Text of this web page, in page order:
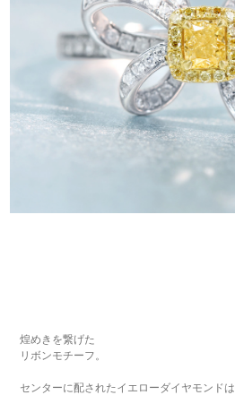
煌めきを繋げた
リボンモチーフ。
センターに配されたイエローダイヤモンドは